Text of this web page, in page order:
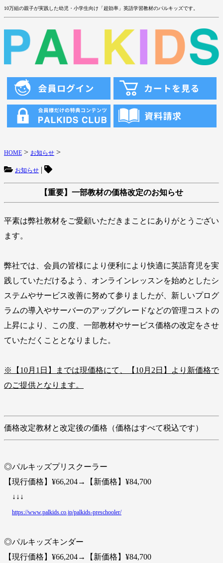
10万組の親子が実践した幼児・小学生向け「超効率」英語学習教材のパルキッズです。
HOME > お知らせ >
お知らせ |
【重要】一部教材の価格改定のお知らせ
平素は弊社教材をご愛顧いただきまことにありがとうござい
ます。
弊社では、会員の皆様により便利により快適に英語育児を実
践していただけるよう、オンラインレッスンを始めとしたシ
ステムやサービス改善に努めて参りましたが、新しいプログ
ラムの導入やサーバーのアップグレードなどの管理コストの
上昇により、この度、一部教材やサービス価格の改定をさせ
ていただくこととなりました。
※【10月1日】までは現価格にて、【10月2日】より新価格で
のご提供となります。
価格改定教材と改定後の価格（価格はすべて税込です）
◎パルキッズプリスクーラー
【現行価格】¥66,204→【新価格】¥84,700
↓↓↓
https://www.palkids.co.jp/palkids-preschooler/
◎パルキッズキンダー
【現行価格】¥66,204→【新価格】¥84,700